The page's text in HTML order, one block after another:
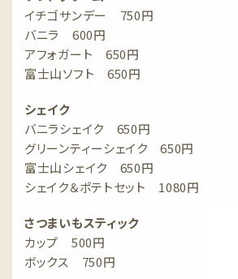
イチゴサンデー 750円
バニラ 600円
アフォガート 650円
富士山ソフト 650円
シェイク
バニラシェイク 650円
グリーンティーシェイク 650円
富士山シェイク 650円
シェイク＆ポテトセット 1080円
さつまいもスティック
カップ 500円
ボックス 750円